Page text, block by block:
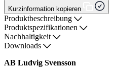
Kurzinformation kopieren
Produktbeschreibung
Produktspezifikationen
Nachhaltigkeit
Downloads
AB Ludvig Svensson